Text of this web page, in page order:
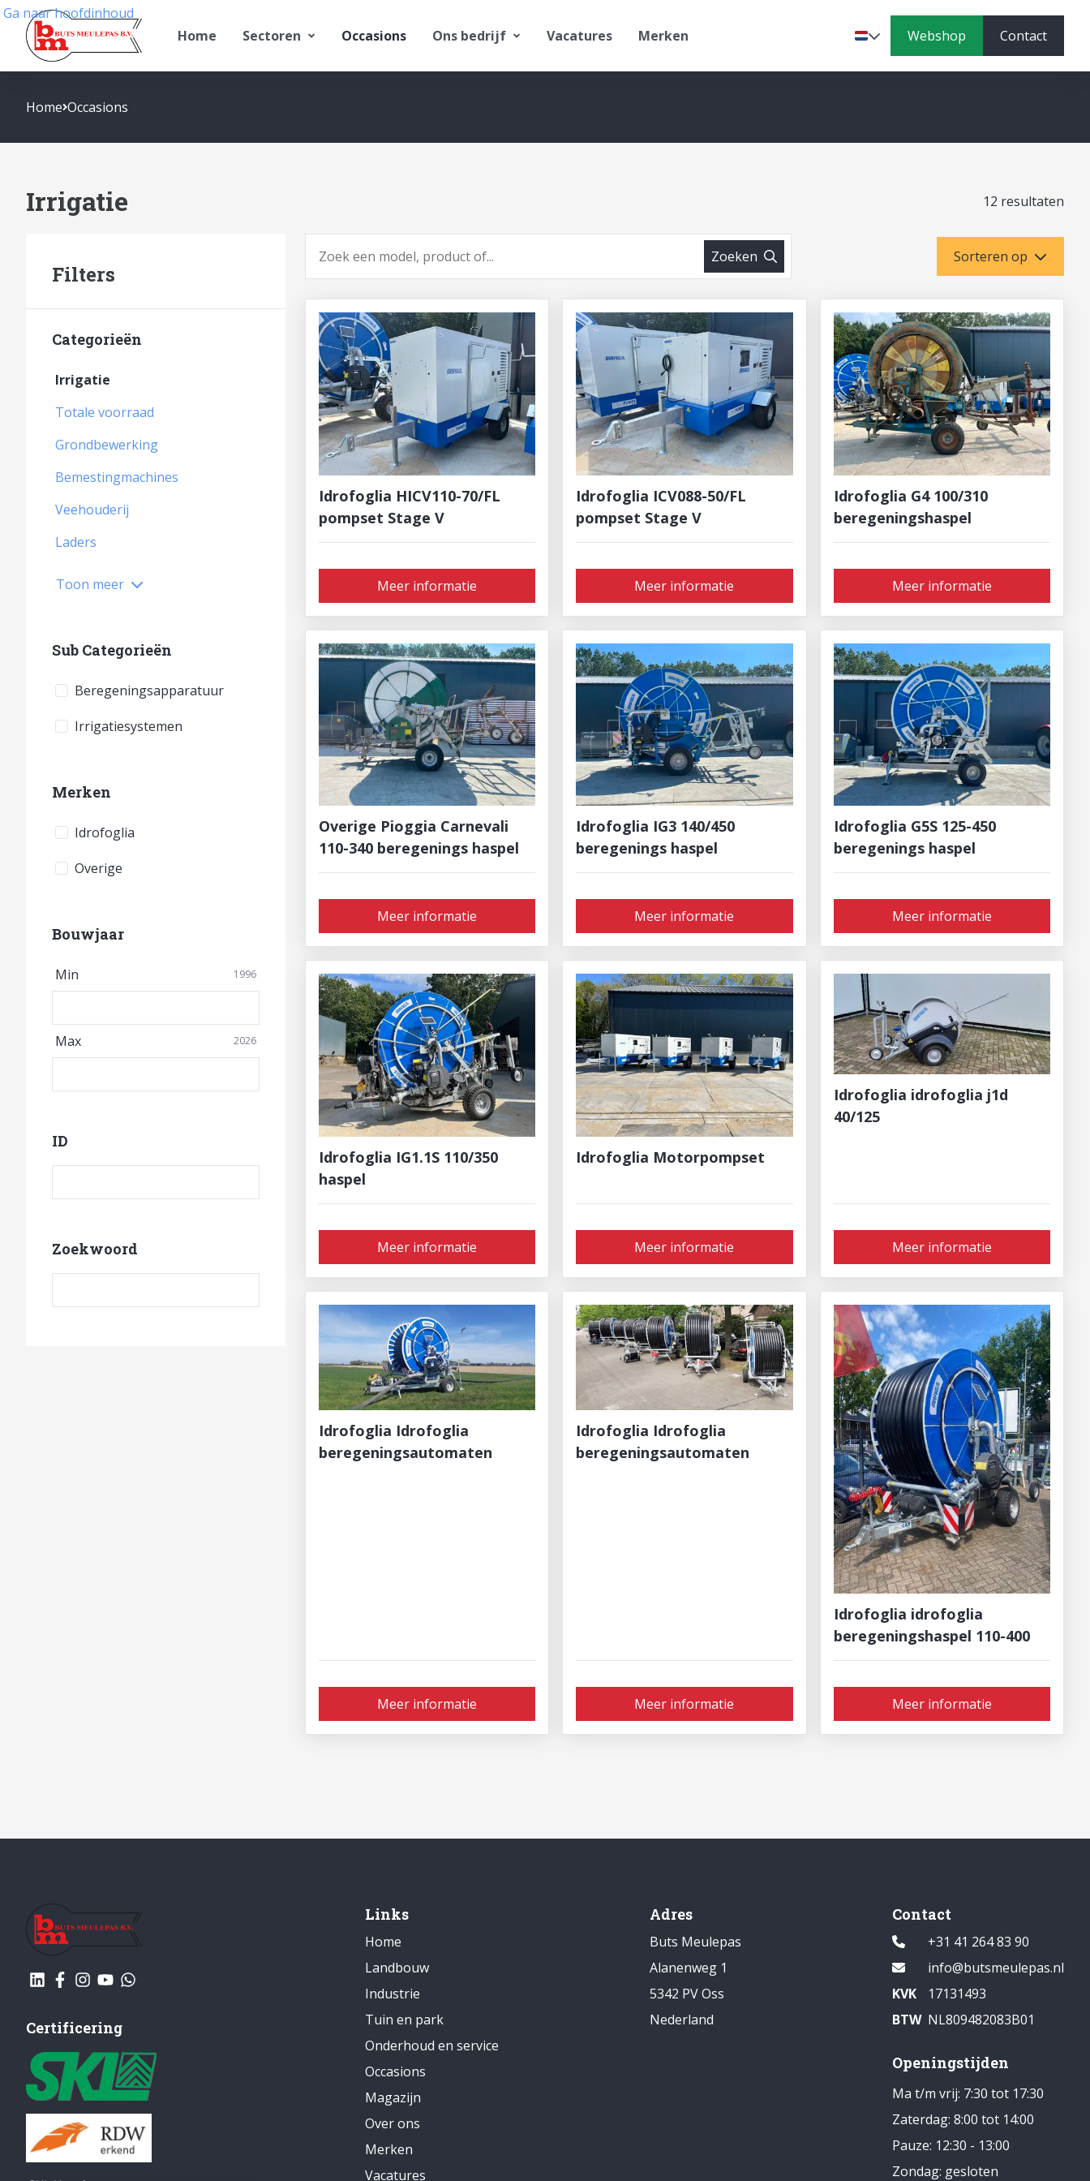
Ga naar hoofdinhoud
Home
Sectoren Occasions Ons bedrijf Vacatures Merken Taal Webshop Contact
Home Occasions
Irrigatie 12 resultaten
Filters
Categorieën
Irrigatie
Totale voorraad
Grondbewerking
Bemestingmachines
Veehouderij
Laders
Toon meer
Sub Categorieën
Beregeningsapparatuur
Irrigatiesystemen
Merken
Idrofoglia
Overige
Bouwjaar
Min 1996
Max 2026
ID
Zoekwoord
Zoeken Zoeken Sorteren op
Idrofoglia HICV110-70/FL
pompset Stage V
Meer informatie
Idrofoglia ICV088-50/FL
pompset Stage V
Meer informatie
Idrofoglia G4 100/310
beregeningshaspel
Meer informatie
Overige Pioggia Carnevali
110-340 beregenings haspel
Meer informatie
Idrofoglia IG3 140/450
beregenings haspel
Meer informatie
Idrofoglia G5S 125-450
beregenings haspel
Meer informatie
Idrofoglia IG1.1S 110/350
haspel
Meer informatie
Idrofoglia Motorpompset
Meer informatie
Idrofoglia idrofoglia j1d
40/125
Meer informatie
Idrofoglia ​​​​​​​Idrofoglia
beregeningsautomaten
Meer informatie
Idrofoglia Idrofoglia
beregeningsautomaten
Meer informatie
Idrofoglia idrofoglia
beregeningshaspel 110-400
Meer informatie
Certificering
Links
Home
Landbouw
Industrie
Tuin en park
Onderhoud en service
Occasions
Magazijn
Over ons
Merken
Vacatures
Adres
Buts Meulepas
Alanenweg 1
5342 PV Oss
Nederland
Contact
+31 41 264 83 90
info@butsmeulepas.nl
KVK
17131493
BTW NL809482083B01
Openingstijden
Ma t/m vrij: 7:30 tot 17:30
Zaterdag: 8:00 tot 14:00
Pauze: 12:30 - 13:00
Zondag: gesloten